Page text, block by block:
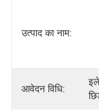
उत्पाद का नाम:
आवेदन विधि: